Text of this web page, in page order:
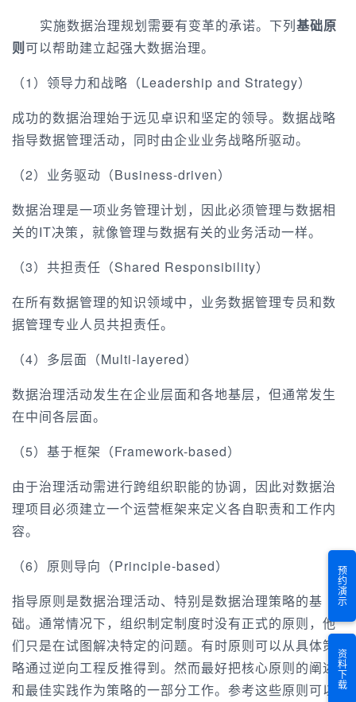
实施数据治理规划需要有变革的承诺。下列基础原
则可以帮助建立起强大数据治理。
（1）领导力和战略（Leadership and Strategy）
成功的数据治理始于远见卓识和坚定的领导。数据战略
指导数据管理活动，同时由企业业务战略所驱动。
（2）业务驱动（Business-driven）
数据治理是一项业务管理计划，因此必须管理与数据相
关的IT决策，就像管理与数据有关的业务活动一样。
（3）共担责任（Shared Responsibility）
在所有数据管理的知识领域中，业务数据管理专员和数
据管理专业人员共担责任。
（4）多层面（Multi-layered）
数据治理活动发生在企业层面和各地基层，但通常发生
在中间各层面。
（5）基于框架（Framework-based）
由于治理活动需进行跨组织职能的协调，因此对数据治
理项目必须建立一个运营框架来定义各自职责和工作内
容。
（6）原则导向（Principle-based）
指导原则是数据治理活动、特别是数据治理策略的基
础。通常情况下，组织制定制度时没有正式的原则，他
们只是在试图解决特定的问题。有时原则可以从具体策
略通过逆向工程反推得到。然而最好把核心原则的阐述
和最佳实践作为策略的一部分工作。参考这些原则可以
预约演示
资料下载